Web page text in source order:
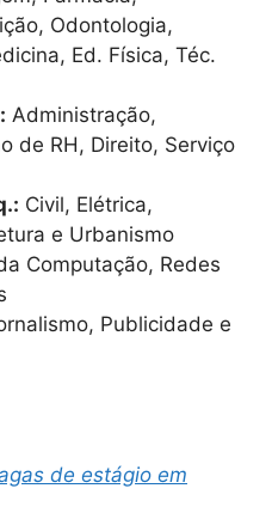
Odontologia,
Ed. Física, Téc.
Administração,
de RH, Direito, Serviço
Civil, Elétrica,
e Urbanismo
Computação, Redes
Publicidade e
de estágio em